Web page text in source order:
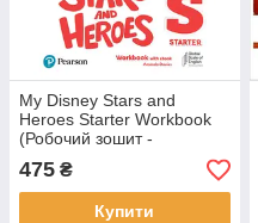
My Disney Stars and
Heroes Starter Workbook
(Робочий зошит -
оригінал)
475 ₴
Купити